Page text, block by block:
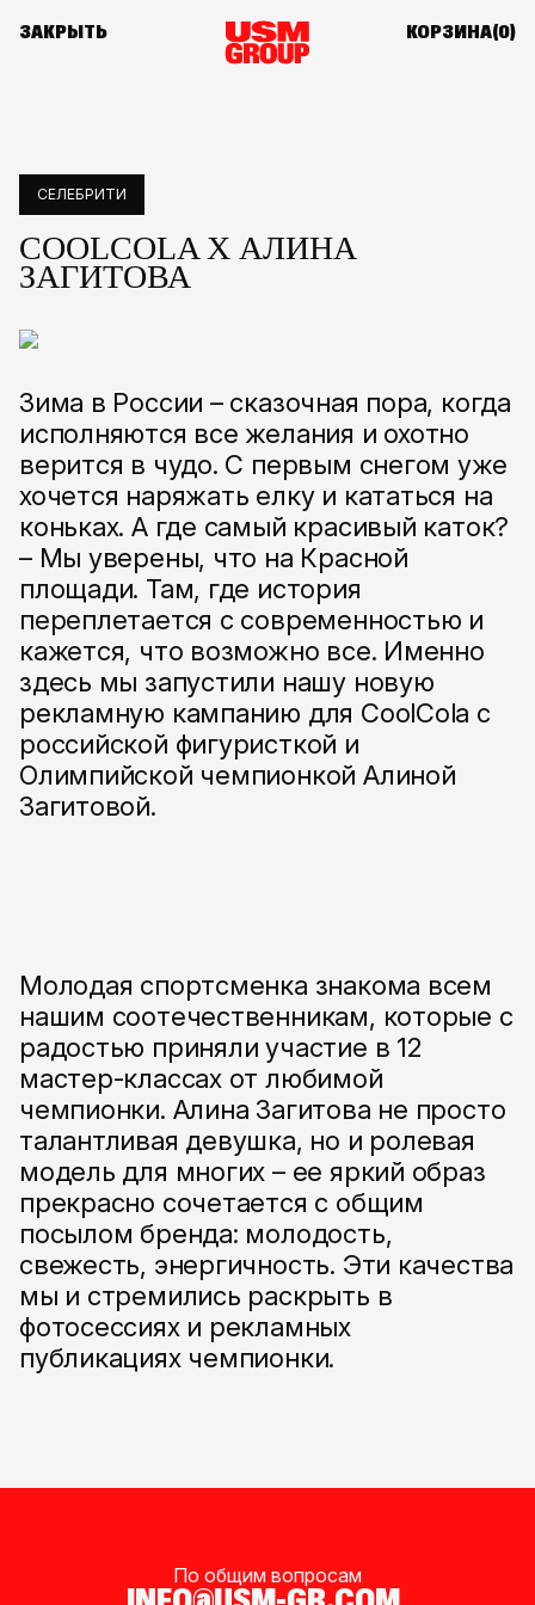
ЗАКРЫТЬ КОРЗИНА(0)
СЕЛЕБРИТИ
COOLCOLA X АЛИНА
ЗАГИТОВА
Зима в России – сказочная пора, когда
исполняются все желания и охотно
верится в чудо. С первым снегом уже
хочется наряжать елку и кататься на
коньках. А где самый красивый каток?
– Мы уверены, что на Красной
площади. Там, где история
переплетается с современностью и
кажется, что возможно все. Именно
здесь мы запустили нашу новую
рекламную кампанию для CoolCola с
российской фигуристкой и
Олимпийской чемпионкой Алиной
Загитовой.
Молодая спортсменка знакома всем
нашим соотечественникам, которые с
радостью приняли участие в 12
мастер-классах от любимой
чемпионки. Алина Загитова не просто
талантливая девушка, но и ролевая
модель для многих – ее яркий образ
прекрасно сочетается с общим
посылом бренда: молодость,
свежесть, энергичность. Эти качества
мы и стремились раскрыть в
фотосессиях и рекламных
публикациях чемпионки.
По общим вопросам